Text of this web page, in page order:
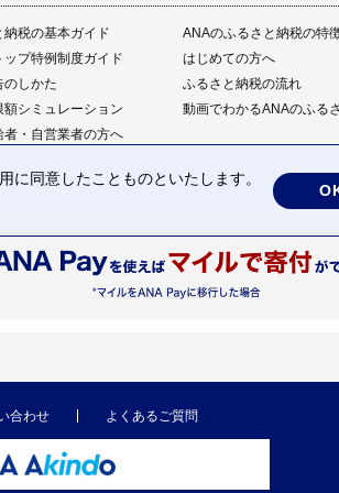
納税の基本ガイド
ANAのふるさと納税の特
ップ特例制度ガイド
はじめての方へ
のしかた
ふるさと納税の流れ
額シミュレーション
動画でわかるANAのふるさ
者・自営業者の方へ
合わせ よくあるご質問
同意したことものといたします。